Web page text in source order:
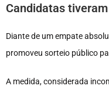
Candidatas
Diante de um empate
promoveu sorteio público
A medida, considerada